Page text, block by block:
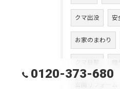
クマ出没 安
お家のまわり
0120-373-680